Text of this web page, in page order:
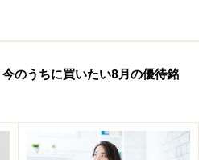
ナンスより。拡大画像あり
）のチャートを見てみましょ
今のうちに買いたい8月の優待銘